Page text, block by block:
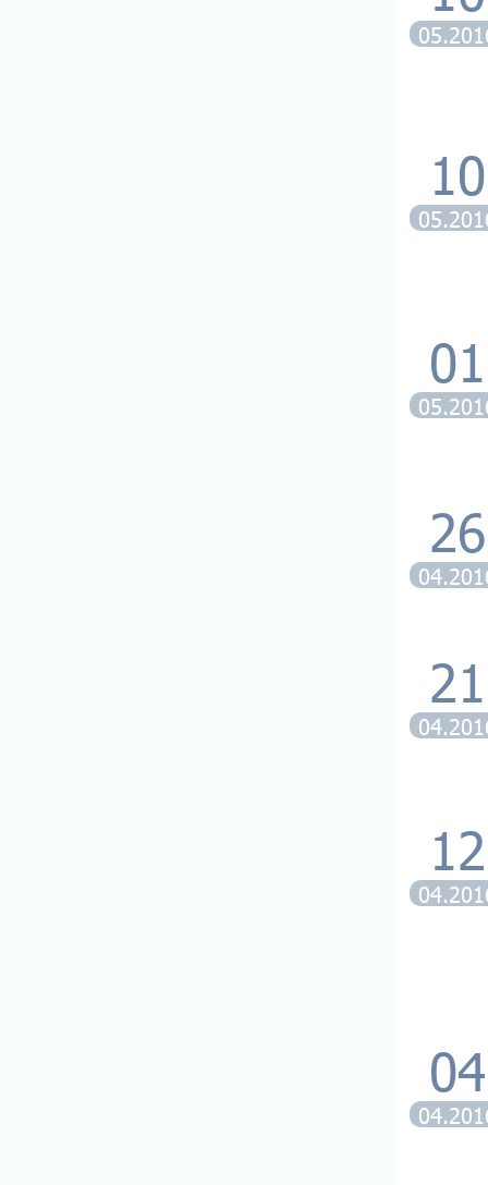
10
01
26
21
12
04